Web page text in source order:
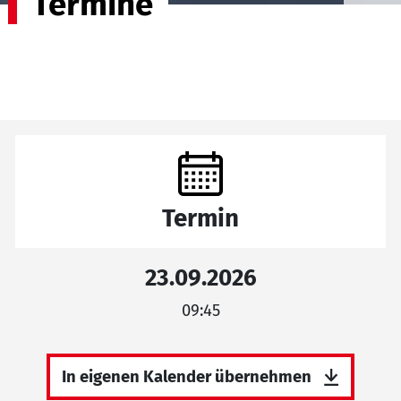
Termin
23.09.2026
09:45
In eigenen Kalender übernehmen